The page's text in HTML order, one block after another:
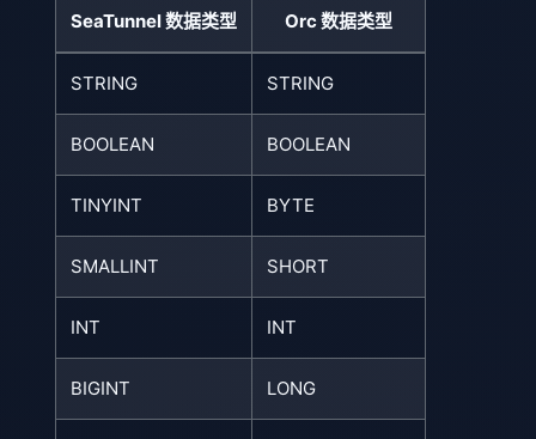
SeaTunnel 数据类型 Orc 数据类型
STRING STRING
BOOLEAN BOOLEAN
TINYINT BYTE
SMALLINT SHORT
INT INT
BIGINT LONG